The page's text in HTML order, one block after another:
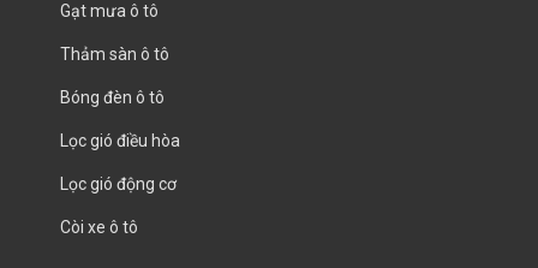
Gạt mưa ô tô
Thảm sàn ô tô
Bóng đèn ô tô
Lọc gió điều hòa
Lọc gió động cơ
Còi xe ô tô